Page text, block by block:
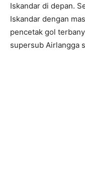
Iskandar di depan.
Iskandar dengan
pencetak gol
supersub Airlangga